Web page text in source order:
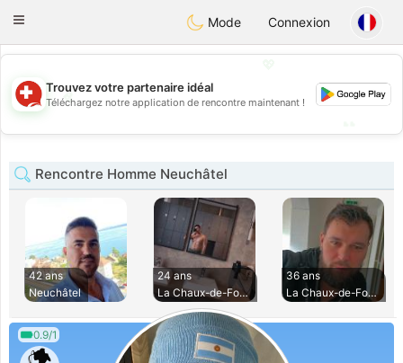
Suissi
Toggle
Mode Connexion
💖
💕
Trouvez votre partenaire idéal
Téléchargez notre application de rencontre maintenant !
Rencontre Homme Neuchâtel
42 ans
Neuchâtel
24 ans
La Chaux-de-Fonds
36 ans
La Chaux-de-Fonds
0.9/1